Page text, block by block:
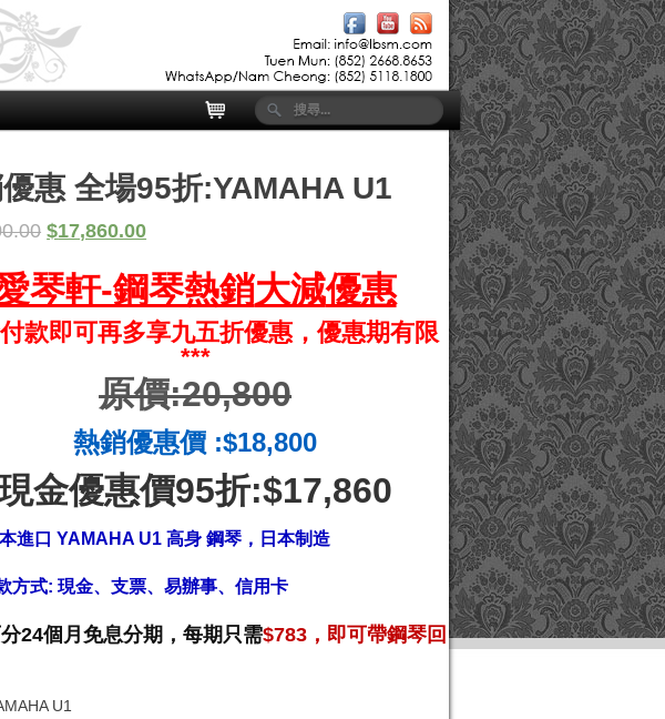
惠 全場95折:YAMAHA U1
$17,860.00
琴軒-鋼琴熱銷大減優惠
款即可再多享九五折優惠，優惠期有限
***
原價:20,800
熱銷優惠價 :$18,800
金優惠價95折:$17,860
進口 YAMAHA U1 高身 鋼琴，日本制造
方式: 現金、支票、易辦事、信用卡
24個月免息分期，每期只需$783，即可帶鋼琴回
U1